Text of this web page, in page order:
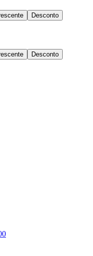
Desconto
Desconto